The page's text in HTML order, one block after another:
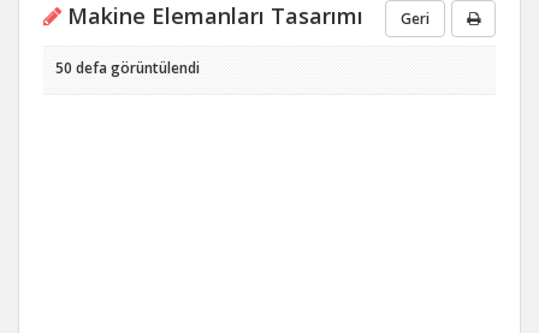
Makine Elemanları Tasarımı Geri
50 defa görüntülendi